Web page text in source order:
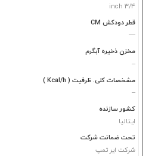
3/4 inch
قطر دودکش CM
—
مخزن ذخیره آبگرم
–
مشخصات کلی. ظرفیت ( Kcal/h )
–
کشور سازنده
ایتالیا
تحت ضمانت شرکت
شرکت ایر تمپ